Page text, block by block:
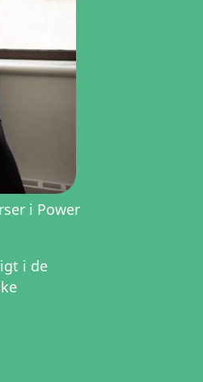
i Power
i de